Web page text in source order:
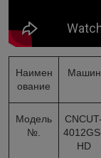
Наимен
ование
Модель
№.
CNCUT-
HD